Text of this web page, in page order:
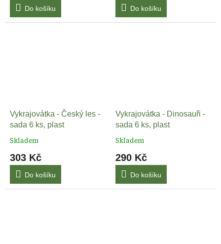
Do košíku Do košíku
Vykrajovátka - Český les -
sada 6 ks, plast
Skladem
303 Kč
Do košíku
Vykrajovátka - Dinosauři -
sada 6 ks, plast
Skladem
290 Kč
Do košíku